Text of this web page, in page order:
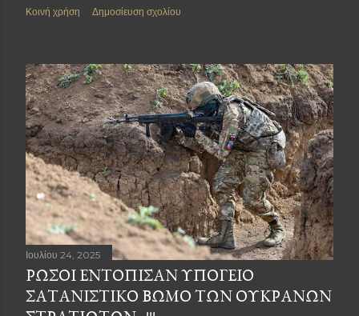
Κοινή χρήση Δημοσίευση σχολίου
Ιουλίου 24, 2025
ΡΏΣΟΙ ΕΝΤΌΠΙΣΑΝ ΥΠΌΓΕΙΟ
ΣΑΤΑΝΙΣΤΙΚΌ ΒΩΜΌ ΤΩΝ ΟΥΚΡΑΝΏΝ